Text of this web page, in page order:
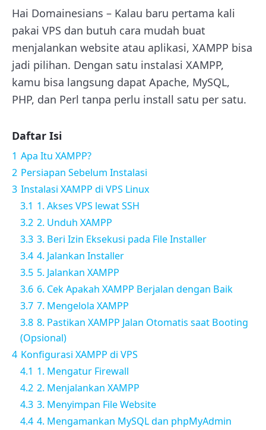
Hai Domainesians – Kalau baru pertama kali
pakai VPS dan butuh cara mudah buat
menjalankan website atau aplikasi, XAMPP bisa
jadi pilihan. Dengan satu instalasi XAMPP,
kamu bisa langsung dapat Apache, MySQL,
PHP, dan Perl tanpa perlu install satu per satu.
Daftar Isi
1 Apa Itu XAMPP?
2 Persiapan Sebelum Instalasi
3 Instalasi XAMPP di VPS Linux
3.1 1. Akses VPS lewat SSH
3.2 2. Unduh XAMPP
3.3 3. Beri Izin Eksekusi pada File Installer
3.4 4. Jalankan Installer
3.5 5. Jalankan XAMPP
3.6 6. Cek Apakah XAMPP Berjalan dengan Baik
3.7 7. Mengelola XAMPP
3.8 8. Pastikan XAMPP Jalan Otomatis saat Booting
(Opsional)
4 Konfigurasi XAMPP di VPS
4.1 1. Mengatur Firewall
4.2 2. Menjalankan XAMPP
4.3 3. Menyimpan File Website
4.4 4. Mengamankan MySQL dan phpMyAdmin